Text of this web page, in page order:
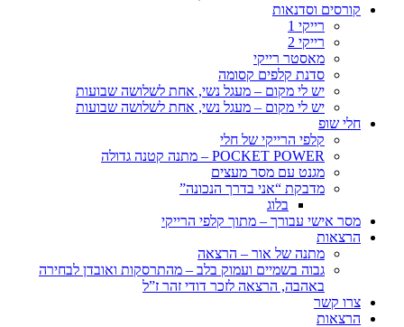
קורסים וסדנאות
רייקי 1
רייקי 2
מאסטר רייקי
סדנת קלפים קסומה
יש לי מקום – מעגל נשי, אחת לשלושה שבועות
יש לי מקום – מעגל נשי, אחת לשלושה שבועות
חלי שופ
קלפי הרייקי של חלי
POCKET POWER – מתנה קטנה גדולה
מגנט עם מסר מעצים
מדבקת “אני בדרך הנכונה”
בלוג
מסר אישי עבורך – מתוך קלפי הרייקי
הרצאות
מתנה של אור – הרצאה
גבוה בשמיים ועמוק בלב – מהתרסקות ואובדן לבחירה
באהבה, הרצאה לזכר דודי זהר ז”ל
צרו קשר
הרצאות